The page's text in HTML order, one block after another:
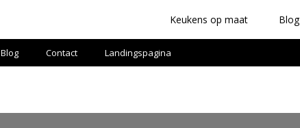
Keukens op maat Blog
Blog Contact Landingspagina